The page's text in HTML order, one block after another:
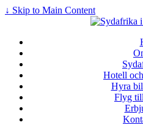
↓ Skip to Main Content
Hotell
Hyra
Flyg